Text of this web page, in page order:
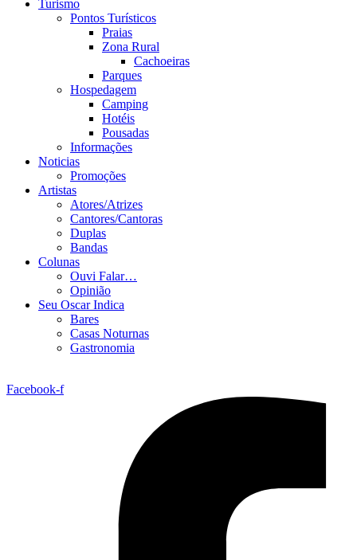
Turismo
Pontos Turísticos
Praias
Zona Rural
Cachoeiras
Parques
Hospedagem
Camping
Hotéis
Pousadas
Informações
Noticias
Promoções
Artistas
Atores/Atrizes
Cantores/Cantoras
Duplas
Bandas
Colunas
Ouvi Falar…
Opinião
Seu Oscar Indica
Bares
Casas Noturnas
Gastronomia
Facebook-f